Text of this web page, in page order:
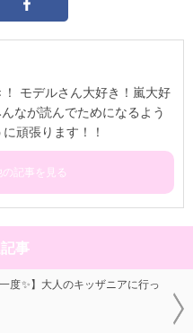
モデルさん大好き！嵐大好
なが読んでためになるよう
頑張ります！！
記事を見る
事
度✨】大人のキッザニアに行っ